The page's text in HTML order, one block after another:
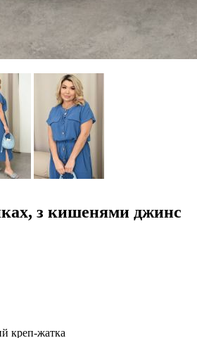
з кишенями джинс
креп-жатка